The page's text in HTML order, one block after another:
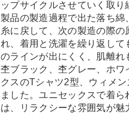
ップサイクルさせていく取り
製品の製造過程で出た落ち綿
糸に戻して、次の製造の際
れ、着用と洗濯を繰り返し
のラインが出にくく、肌離
杢ブラック、杢グレー、ホ
クスのTシャツ2型、ウィメ
ました。ユニセックスで着
は、リラクシーな雰囲気が